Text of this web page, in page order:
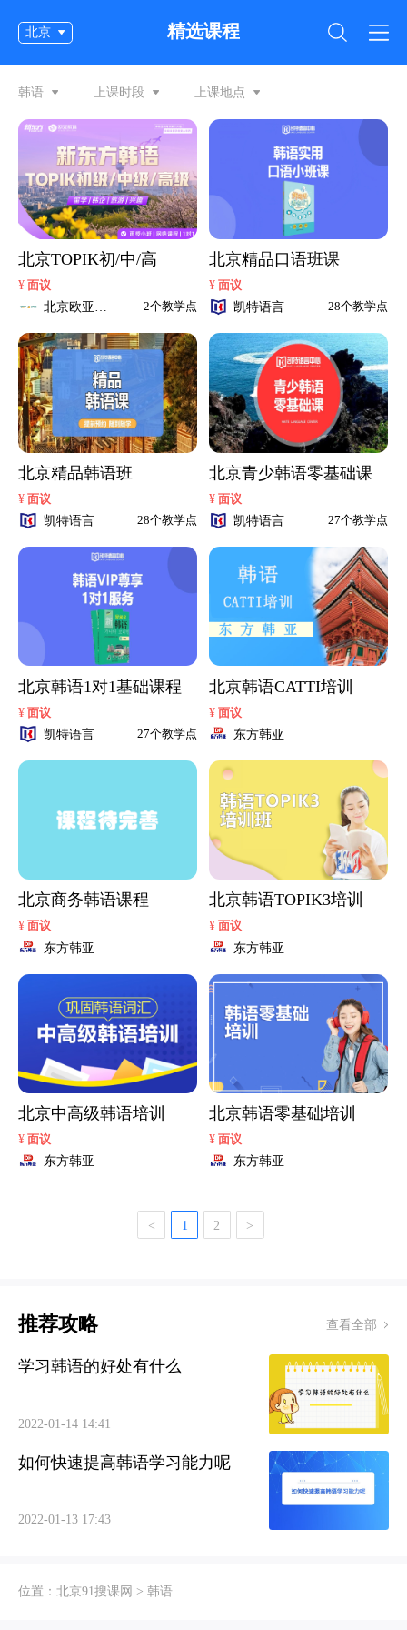
北京 精选课程
韩语 上课时段 上课地点
北京TOPIK初/中/高
¥ 面议
北京欧亚中
2个教学点
北京精品口语班课
¥ 面议
凯特语言 28个教学点
北京精品韩语班
¥ 面议
凯特语言 28个教学点
北京青少韩语零基础课
¥ 面议
凯特语言 27个教学点
北京韩语1对1基础课程
¥ 面议
凯特语言 27个教学点
北京韩语CATTI培训
¥ 面议
东方韩亚
北京商务韩语课程
¥ 面议
东方韩亚
北京韩语TOPIK3培训
¥ 面议
东方韩亚
北京中高级韩语培训
¥ 面议
东方韩亚
北京韩语零基础培训
¥ 面议
东方韩亚
< 1 2 >
推荐攻略 查看全部
学习韩语的好处有什么
2022-01-14 14:41
如何快速提高韩语学习能力呢
2022-01-13 17:43
位置：北京91搜课网 >韩语